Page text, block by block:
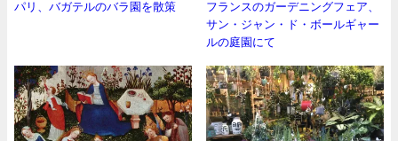
パリ、バガテルのバラ園を散策
フランスのガーデニングフェア、
サン・ジャン・ド・ボールギャー
ルの庭園にて